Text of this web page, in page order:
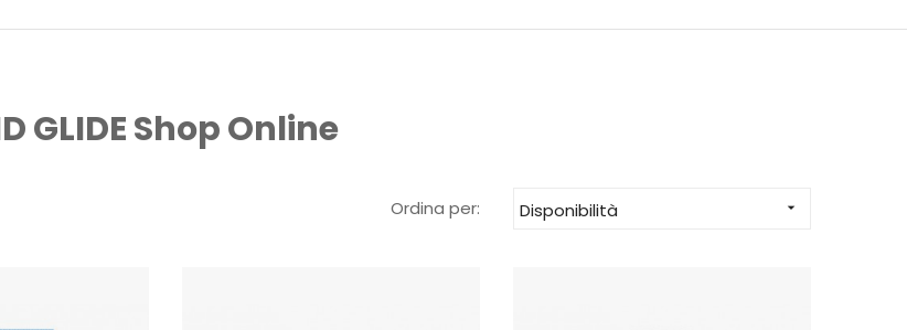
GLIDE Shop Online
Ordina per: Disponibilità 